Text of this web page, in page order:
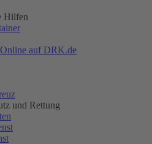
Hilfen
auf DRK.de
und Rettung